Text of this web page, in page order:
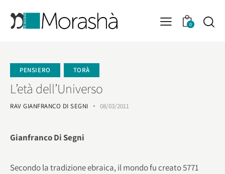
0
PENSIERO TORÀ
L’età dell’Universo
RAV GIANFRANCO DI SEGNI 08/03/2011
Gianfranco Di Segni
Secondo la tradizione ebraica, il mondo fu creato 5771